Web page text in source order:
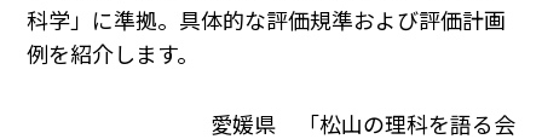
科学」に準拠。具体的な評価規準および評価計画
例を紹介します。
愛媛県 「松山の理科を語る会